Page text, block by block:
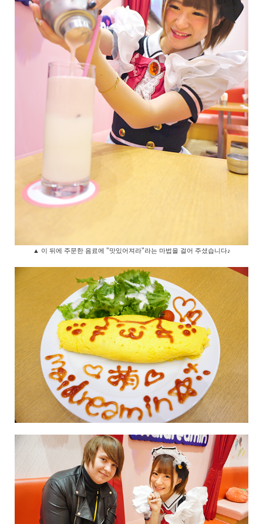
▲ 이 뒤에 주문한 음료에 "맛있어져라"라는 마법을 걸어 주셨습니다♪